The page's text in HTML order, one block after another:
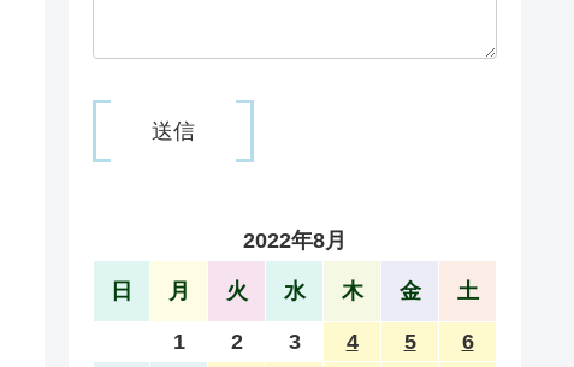
2022年8月
日 月 火 水 木 金 土
1 2 3 4 5
6